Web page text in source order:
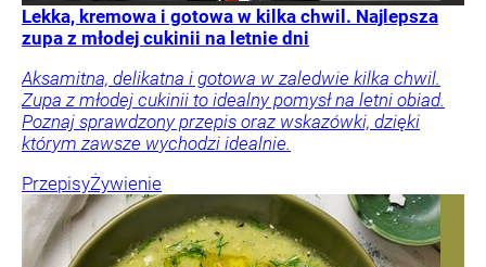
Lekka, kremowa i gotowa w kilka chwil. Najlepsza
zupa z młodej cukinii na letnie dni
Aksamitna, delikatna i gotowa w zaledwie kilka chwil.
Zupa z młodej cukinii to idealny pomysł na letni obiad.
Poznaj sprawdzony przepis oraz wskazówki, dzięki
którym zawsze wychodzi idealnie.
PrzepisyŻywienie